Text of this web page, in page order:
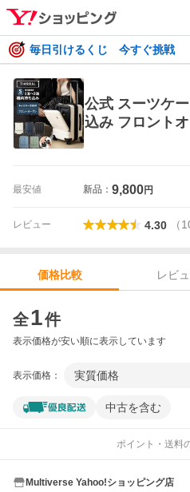
毎日引けるくじ 今すぐ挑戦
公式 スーツケ
込み フロント
最安値 新品： 9,800円
レビュー 4.30 （
価格比較 レビ
全1件
表示価格が安い順に表示しています
表示価格： 実質価格
中古を含む
ポイント・送料
Multiverse Yahoo!ショッピング店